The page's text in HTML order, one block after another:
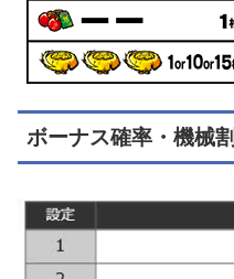
ボーナス確率・機械割